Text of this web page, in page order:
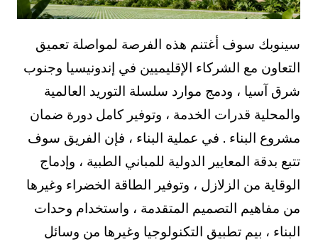
سينوبك سوف أغتنم هذه الفرصة لمواصلة تعميق
التعاون مع الشركاء الإقليميين في إندونيسيا وجنوب
شرق آسيا ، ودمج موارد سلسلة التوريد العالمية
والمحلية قدرات الخدمة ، وتوفير كامل دورة ضمان
مشروع البناء . في عملية البناء ، فإن الفريق سوف
تتبع بدقة المعايير الدولية للمباني الطبية ، وإدماج
الوقاية من الزلازل ، وتوفير الطاقة الخضراء وغيرها
من مفاهيم التصميم المتقدمة ، واستخدام وحدات
البناء ، بيم تطبيق التكنولوجيا وغيرها من وسائل